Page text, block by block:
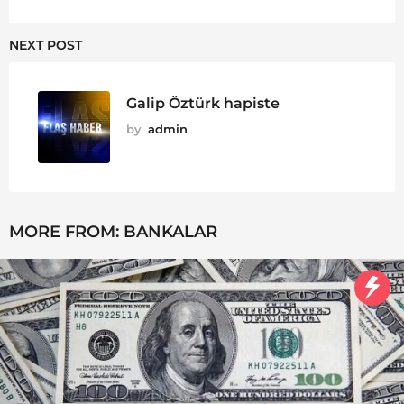
NEXT POST
Galip Öztürk hapiste
by admin
MORE FROM: BANKALAR